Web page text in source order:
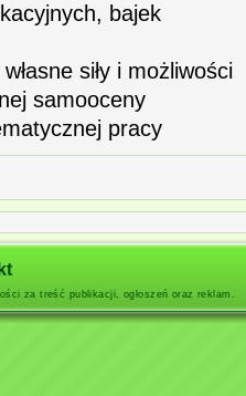
bajek
siły i możliwości
samooceny
pracy
za treść publikacji, ogłoszeń oraz reklam.